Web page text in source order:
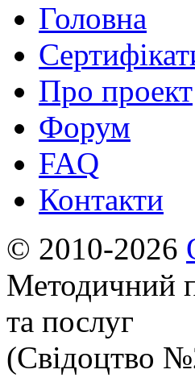
Головна
Про проект
Форум
FAQ
Контакти
© 2010-2026
Методичний
та послуг
(Свідоцтво